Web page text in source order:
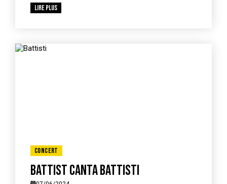
Lire plus
Concert
Battist canta Battisti